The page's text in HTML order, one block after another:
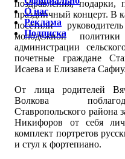
поздравления, подарки,
праздничный концерт. В
посетили
молодежной
администрации
почетные граждане
Исаева и Елизавета
От лица родителей
Волкова
Ставропольского района
Никифоров от себя
комплект портретов
и стул к фортепиано.
О нас
Реклама
Подписка